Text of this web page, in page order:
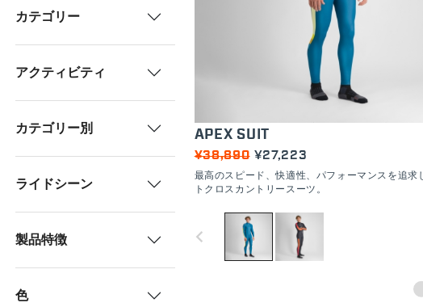
カテゴリー
アクティビティ
カテゴリー別
ライドシーン
製品特徴
色
APEX SUIT
¥38,890 ¥27,223
最高のスピード、快適性、パフォーマンスを追求
トクロスカントリースーツ。
navigate_before